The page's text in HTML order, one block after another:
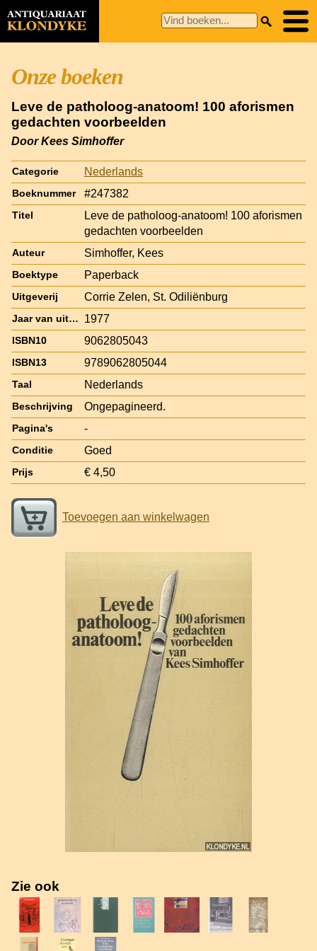
Onze boeken
Leve de patholoog-anatoom! 100 aforismen
gedachten voorbeelden
Door Kees Simhoffer
Categorie Nederlands
Boeknummer #247382
Titel
Leve de patholoog-anatoom! 100 aforismen
gedachten voorbeelden
Auteur Simhoffer, Kees
Boektype Paperback
Uitgeverij Corrie Zelen, St. Odiliënburg
Jaar van uitgave 1977
ISBN10 9062805043
ISBN13 9789062805044
Taal Nederlands
Beschrijving Ongepagineerd.
Pagina's -
Conditie Goed
Prijs € 4,50
Toevoegen aan winkelwagen
Zie ook